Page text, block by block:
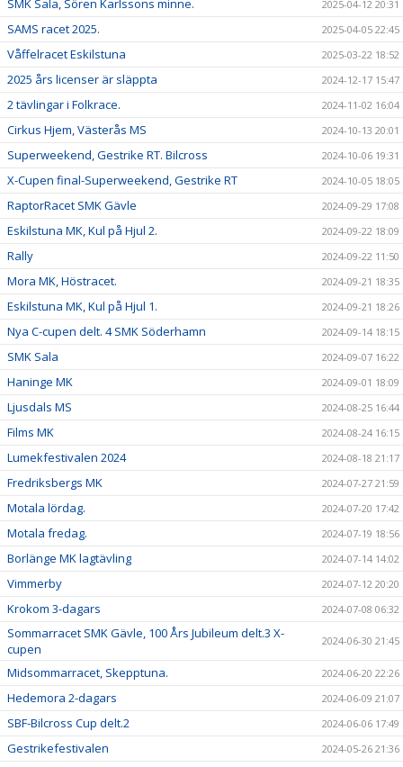
2025-04-12 20:31
SAMS racet 2025. 2025-04-05 22:45
Våffelracet Eskilstuna 2025-03-22 18:52
2025 års licenser är släppta 2024-12-17 15:47
2 tävlingar i Folkrace. 2024-11-02 16:04
Cirkus Hjem, Västerås MS 2024-10-13 20:01
Superweekend, Gestrike RT. Bilcross 2024-10-06 19:31
X-Cupen final-Superweekend, Gestrike RT 2024-10-05 18:05
RaptorRacet SMK Gävle 2024-09-29 17:08
Eskilstuna MK, Kul på Hjul 2. 2024-09-22 18:09
Rally 2024-09-22 11:50
Mora MK, Höstracet. 2024-09-21 18:35
Eskilstuna MK, Kul på Hjul 1. 2024-09-21 18:26
Nya C-cupen delt. 4 SMK Söderhamn 2024-09-14 18:15
SMK Sala 2024-09-07 16:22
Haninge MK 2024-09-01 18:09
Ljusdals MS 2024-08-25 16:44
Films MK 2024-08-24 16:15
Lumekfestivalen 2024 2024-08-18 21:17
Fredriksbergs MK 2024-07-27 21:59
Motala lördag. 2024-07-20 17:42
Motala fredag. 2024-07-19 18:56
Borlänge MK lagtävling 2024-07-14 14:02
Vimmerby 2024-07-12 20:20
Krokom 3-dagars 2024-07-08 06:32
Sommarracet SMK Gävle, 100 Års Jubileum delt.3 X-
cupen
2024-06-30 21:45
Midsommarracet, Skepptuna. 2024-06-20 22:26
Hedemora 2-dagars 2024-06-09 21:07
SBF-Bilcross Cup delt.2 2024-06-06 17:49
Gestrikefestivalen 2024-05-26 21:36